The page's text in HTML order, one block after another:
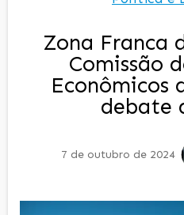
Zona Franca
Comissão
Econômicos
debate
7 de outubro de 2024